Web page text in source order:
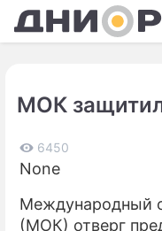
МОК
6450
None
Международный
(МОК) отверг